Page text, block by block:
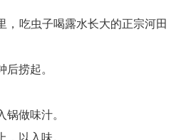
，吃虫子喝露水长大的正宗河田
后捞起。
锅做味汁。
，以入味。